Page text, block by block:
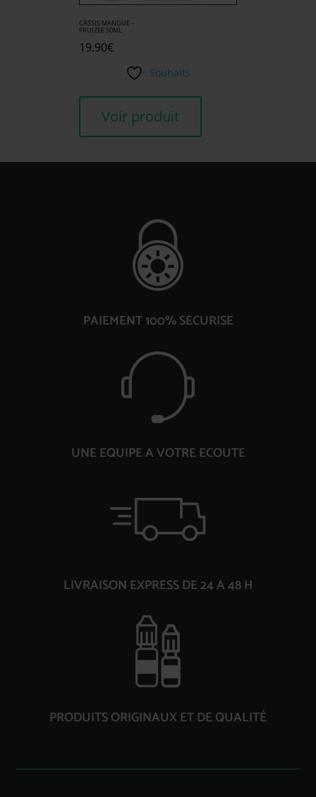
CASSIS MANGUE –
FRUIZEE 50ML
19.90€
Souhaits
Voir produit
PAIEMENT 100% SECURISE
UNE EQUIPE A VOTRE ECOUTE
LIVRAISON EXPRESS DE 24 A 48 H
PRODUITS ORIGINAUX ET DE QUALITÉ